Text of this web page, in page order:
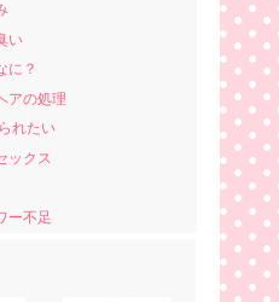
い
に？
アの処理
れたい
ックス
ー不足